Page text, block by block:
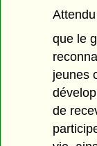
que le
jeunes
de